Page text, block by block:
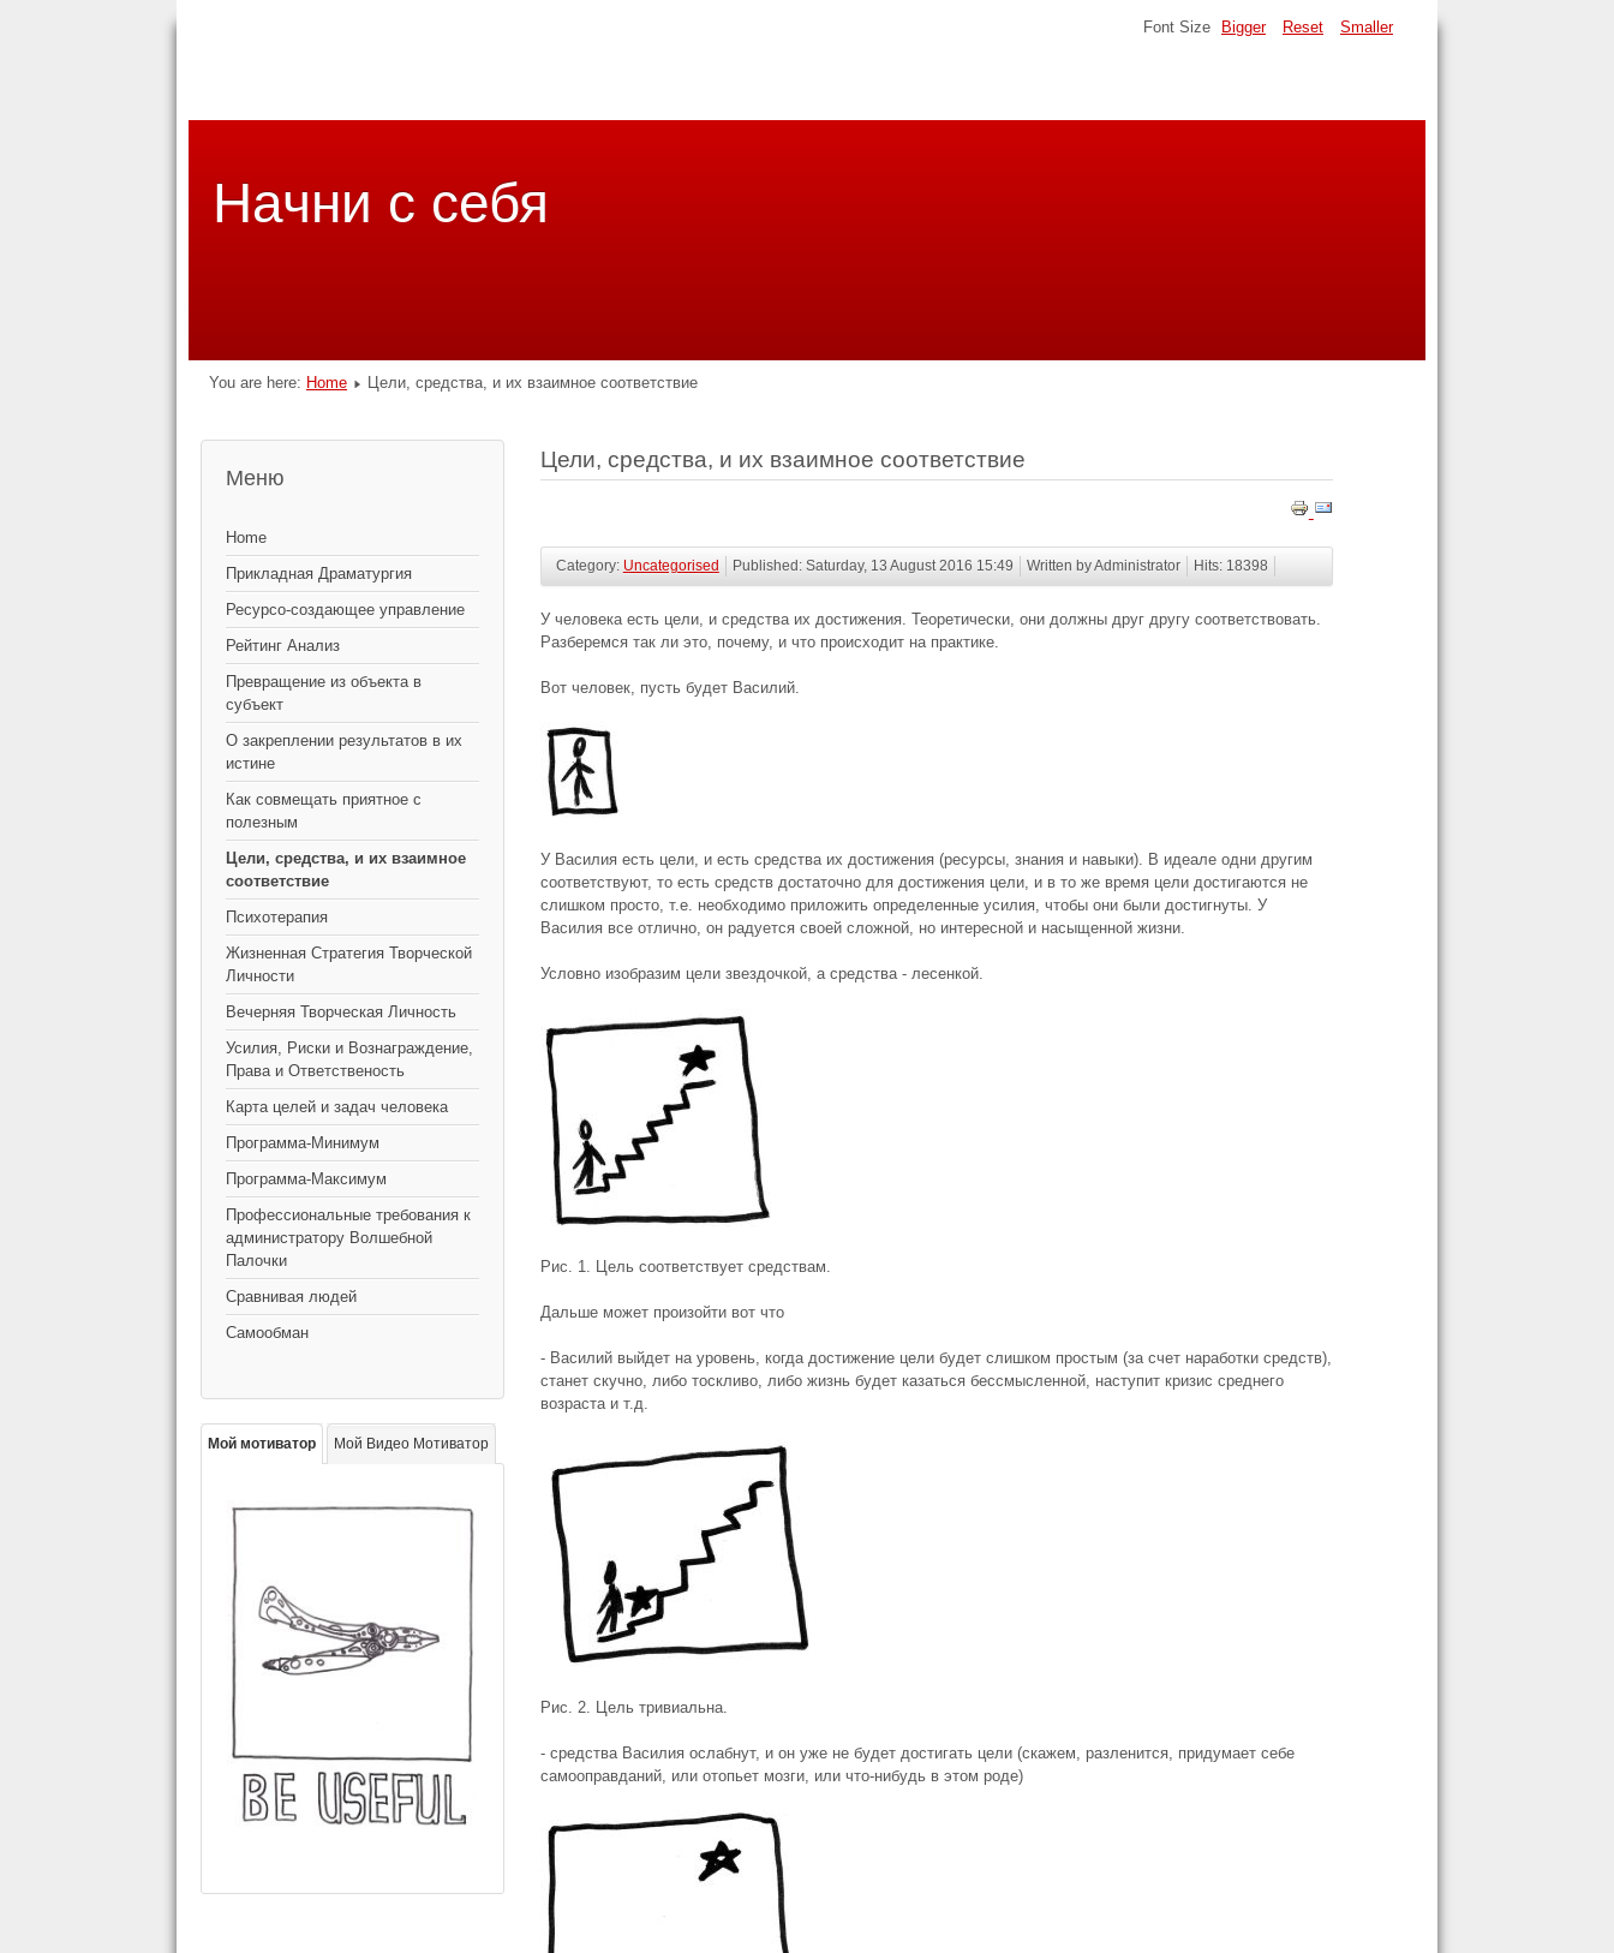
Начни с себя
Font Size Bigger Reset Smaller
You are here: Home Цели, средства, и их взаимное соответствие
Меню
Home
Прикладная Драматургия
Ресурсо-создающее управление
Рейтинг Анализ
Превращение из объекта в
субъект
О закреплении результатов в их
истине
Как совмещать приятное с
полезным
Цели, средства, и их взаимное
соответствие
Психотерапия
Жизненная Стратегия Творческой
Личности
Вечерняя Творческая Личность
Усилия, Риски и Вознаграждение,
Права и Ответственость
Карта целей и задач человека
Программа-Минимум
Программа-Максимум
Профессиональные требования к
администратору Волшебной
Палочки
Сравнивая людей
Самообман
Мой мотиватор Мой Видео Мотиватор
Цели, средства, и их взаимное соответствие
Category: Uncategorised Published: Saturday, 13 August 2016 15:49 Written by Administrator Hits: 18398
У человека есть цели, и средства их достижения. Теоретически, они должны друг другу соответствовать.
Разберемся так ли это, почему, и что происходит на практике.
Вот человек, пусть будет Василий.
У Василия есть цели, и есть средства их достижения (ресурсы, знания и навыки). В идеале одни другим
соответствуют, то есть средств достаточно для достижения цели, и в то же время цели достигаются не
слишком просто, т.е. необходимо приложить определенные усилия, чтобы они были достигнуты. У
Василия все отлично, он радуется своей сложной, но интересной и насыщенной жизни.
Условно изобразим цели звездочкой, а средства - лесенкой.
Рис. 1. Цель соответствует средствам.
Дальше может произойти вот что
- Василий выйдет на уровень, когда достижение цели будет слишком простым (за счет наработки средств),
станет скучно, либо тоскливо, либо жизнь будет казаться бессмысленной, наступит кризис среднего
возраста и т.д.
Рис. 2. Цель тривиальна.
- средства Василия ослабнут, и он уже не будет достигать цели (скажем, разленится, придумает себе
самооправданий, или отопьет мозги, или что-нибудь в этом роде)